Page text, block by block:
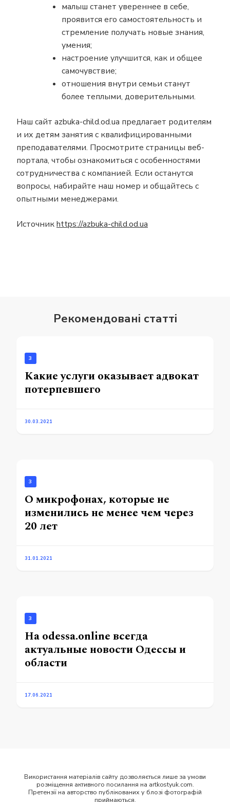
малыш станет увереннее в себе,
проявится его самостоятельность и
стремление получать новые знания,
умения;
настроение улучшится, как и общее
самочувствие;
отношения внутри семьи станут
более теплыми, доверительными.
Наш сайт azbuka-child.od.ua предлагает родителям
и их детям занятия с квалифицированными
преподавателями. Просмотрите страницы веб-
портала, чтобы ознакомиться с особенностями
сотрудничества с компанией. Если останутся
вопросы, набирайте наш номер и общайтесь с
опытными менеджерами.
Источникhttps://azbuka-child.od.ua
Рекомендовані статті
3
Какие услуги оказывает адвокат
потерпевшего
30.03.2021
3
О микрофонах, которые не
изменились не менее чем через
20 лет
31.01.2021
3
На odessa.online всегда
актуальные новости Одессы и
области
17.06.2021
Використання матеріалів сайту дозволяється лише за умови
розміщення активного посилання на artkostyuk.com.
Претензії на авторство публікованих у блозі фотографій
приймаються.